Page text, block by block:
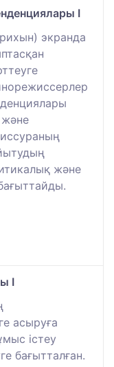
I
экранда
және
I
асыруға
істеу
бағытталған.